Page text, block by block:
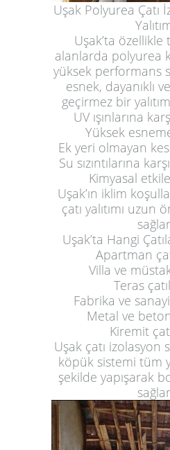
Uşak Polyurea Çatı
Uşak’ta özellikle
alanlarda polyurea
yüksek performans
esnek, dayanıklı
geçirmez bir
UV ışınlarına
Yüksek
Ek yeri olmayan
Su sızıntılarına
Kimyasal
Uşak’ın iklim
çatı yalıtımı
Uşak’ta Hangi
Apartman
Villa ve
Teras
Fabrika ve
Metal ve
Kiremit
Uşak çatı izolasyon
köpük sistemi tüm
şekilde yapışarak